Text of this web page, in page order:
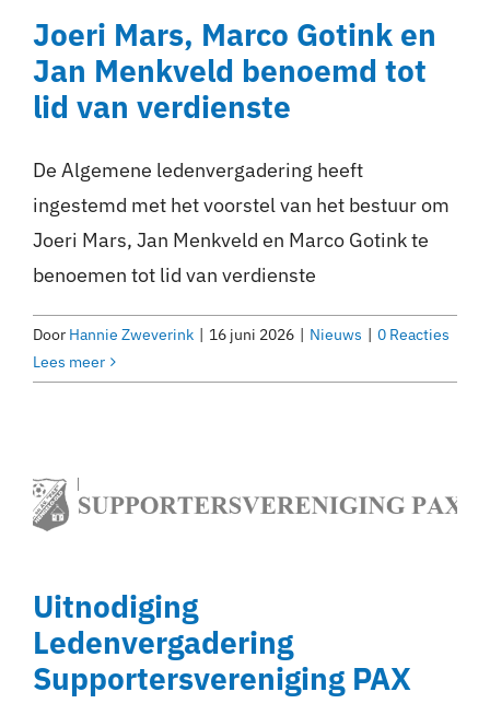
Joeri Mars, Marco Gotink en
Jan Menkveld benoemd tot
lid van verdienste
De Algemene ledenvergadering heeft
ingestemd met het voorstel van het bestuur om
Joeri Mars, Jan Menkveld en Marco Gotink te
benoemen tot lid van verdienste
Door Hannie Zweverink | 16 juni 2026 | Nieuws | 0 Reacties
Lees meer
Uitnodiging
Ledenvergadering
Supportersvereniging PAX